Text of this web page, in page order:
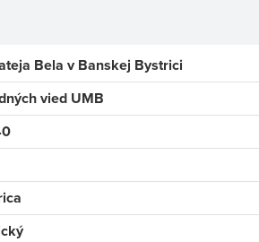
Bela v Banskej Bystrici
vied UMB